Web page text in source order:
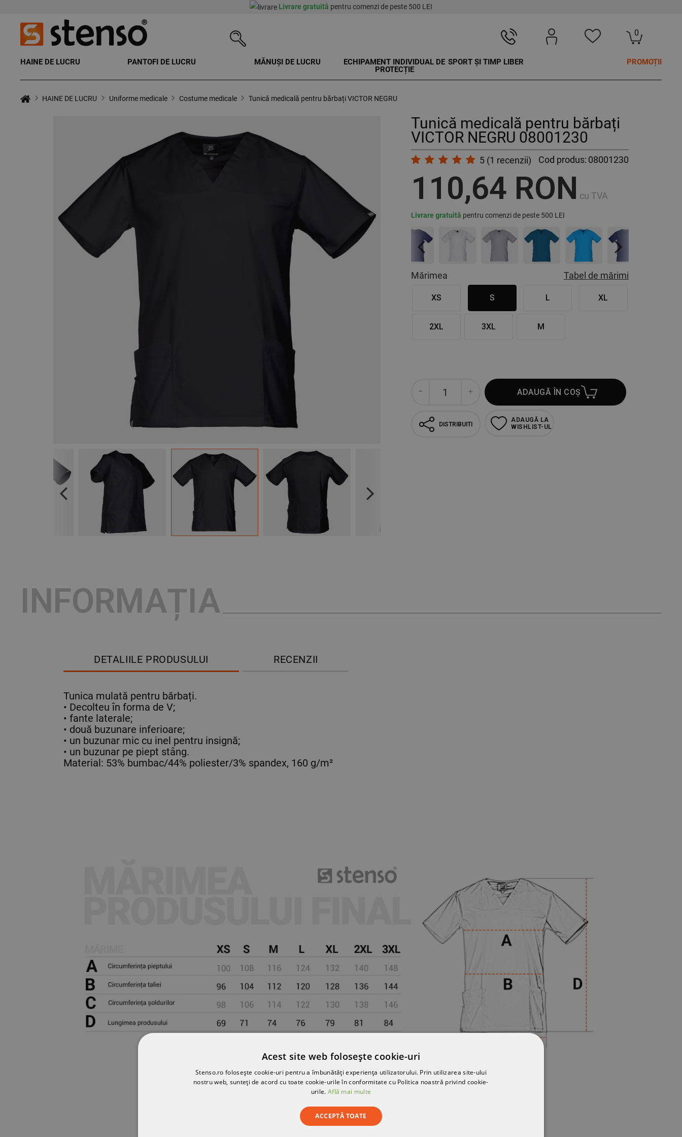
Livrare gratuită pentru comenzi de peste 500 LEI
0
HAINE DE LUCRU PANTOFI DE LUCRU MĂNUȘI DE LUCRU
ECHIPAMENT INDIVIDUAL DE
PROTECȚIE
SPORT ȘI TIMP LIBER PROMOȚII
HAINE DE LUCRU Uniforme medicale Costume medicale Tunică medicală pentru bărbați VICTOR NEGRU
Previous Next
Tunică medicală pentru bărbați
VICTOR NEGRU 08001230
5 (1 recenzii) Cod produs: 08001230
110,64 RON cu TVA
Livrare gratuită pentru comenzi de peste 500 LEI
Previous Next
Mărimea Tabel de mărimi
XS S L XL
2XL 3XL M
ADAUGĂ ÎN COȘ
DISTRIBUITI
ADAUGĂ LA
WISHLIST-UL
INFORMAȚIA
DETALIILE PRODUSULUI RECENZII
Tunica mulată pentru bărbați.
• Decolteu în forma de V;
• fante laterale;
• două buzunare inferioare;
• un buzunar mic cu inel pentru insignă;
• un buzunar pe piept stâng.
Material: 53% bumbac/44% poliester/3% spandex, 160 g/m²
Acest site web folosește cookie-uri
Stenso.ro folosește cookie-uri pentru a îmbunătăți experiența utilizatorului. Prin utilizarea site-ului
nostru web, sunteți de acord cu toate cookie-urile în conformitate cu Politica noastră privind cookie-
urile. Află mai multe
ACCEPTĂ TOATE